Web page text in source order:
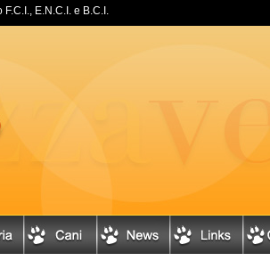
E.N.C.I. e B.C.I.